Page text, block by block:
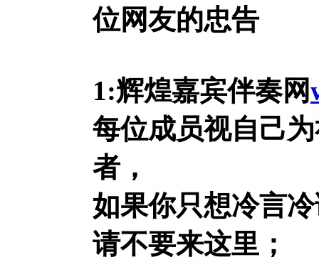
位网友的忠告
1:辉煌嘉宾伴奏网
每位成员视自己
者，
如果你只想冷言
请不要来这里；